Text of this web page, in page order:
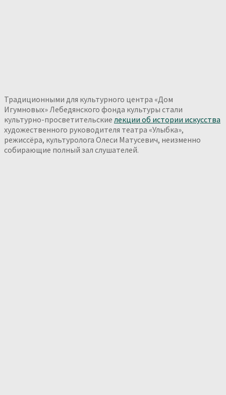
Традиционными для культурного центра «Дом
Игумновых» Лебедянского фонда культуры стали
культурно-просветительские лекции об истории искусства
художественного руководителя театра «Улыбка»,
режиссёра, культуролога Олеси Матусевич, неизменно
собирающие полный зал слушателей.